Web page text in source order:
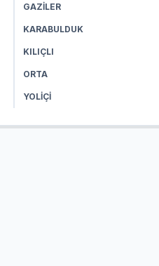
GAZILER
KARABULDUK
KILIÇLI
ORTA
YOLIÇI